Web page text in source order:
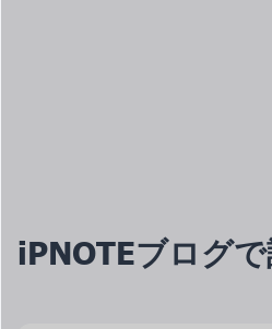
iPNOTEブログ